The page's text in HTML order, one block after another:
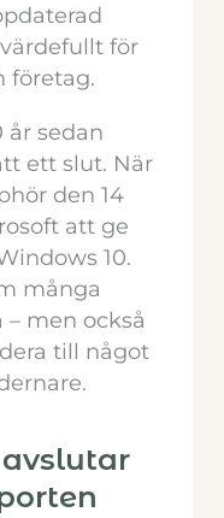
för
företag.
år sedan
ett slut. När
den 14
att ge
10.
många
men också
till något